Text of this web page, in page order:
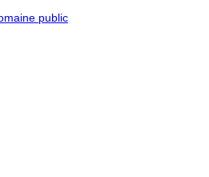
public